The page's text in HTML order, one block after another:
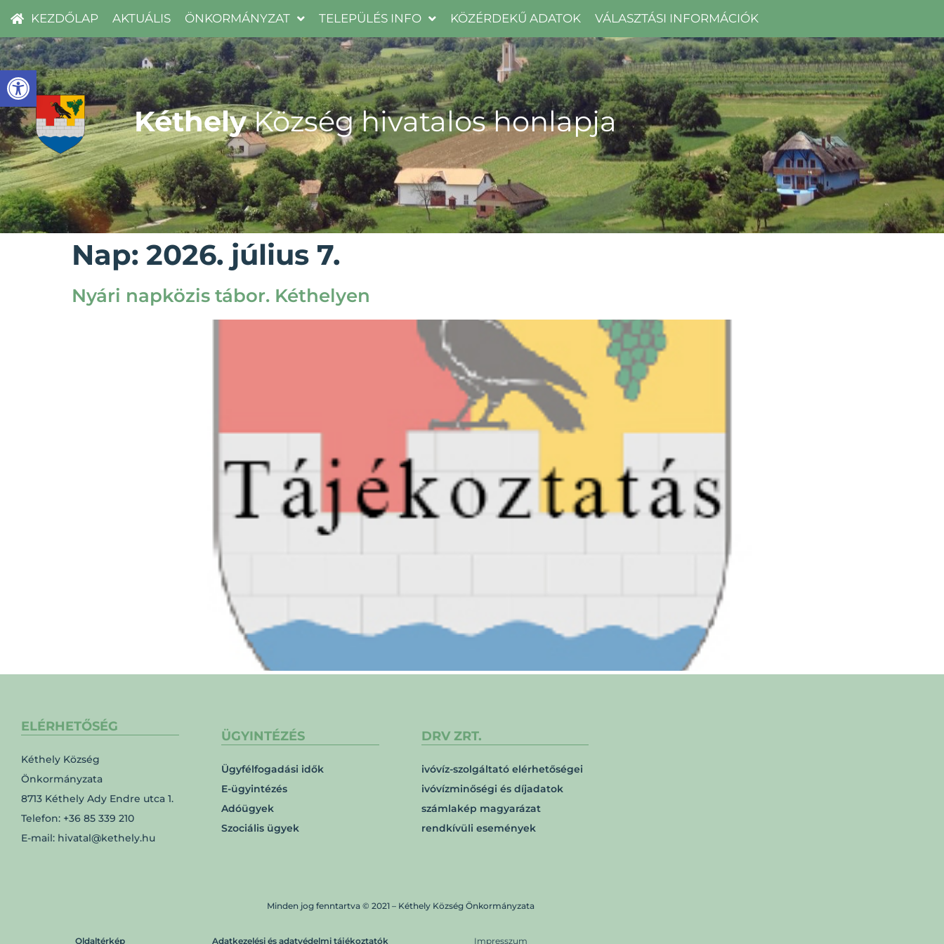
Eszköztár megnyitása
KEZDŐLAP AKTUÁLIS ÖNKORMÁNYZAT TELEPÜLÉS INFO KÖZÉRDEKŰ ADATOK VÁLASZTÁSI INFORMÁCIÓK
Kéthely Község hivatalos honlapja
Nap: 2026. július 7.
Nyári napközis tábor. Kéthelyen
ELÉRHETŐSÉG
Kéthely Község
Önkormányzata
8713 Kéthely Ady Endre utca 1.
Telefon: +36 85 339 210
E-mail: hivatal@kethely.hu
ÜGYINTÉZÉS
Ügyfélfogadási idők
E-ügyintézés
Adóügyek
Szociális ügyek
DRV ZRT.
ivóvíz-szolgáltató elérhetőségei
ivóvízminőségi és díjadatok
számlakép magyarázat
rendkívüli események
Minden jog fenntartva © 2021 – Kéthely Község Önkormányzata
Oldaltérkép Adatkezelési és adatvédelmi tájékoztatók Impresszum